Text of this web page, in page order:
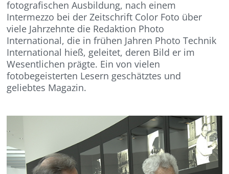
fotografischen Ausbildung, nach einem
Intermezzo bei der Zeitschrift Color Foto über
viele Jahrzehnte die Redaktion Photo
International, die in frühen Jahren Photo Technik
International hieß, geleitet, deren Bild er im
Wesentlichen prägte. Ein von vielen
fotobegeisterten Lesern geschätztes und
geliebtes Magazin.